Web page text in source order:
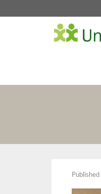
Published